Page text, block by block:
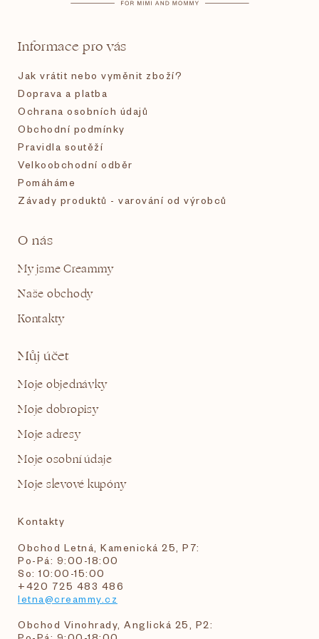
Informace pro vás
Jak vrátit nebo vyměnit zboží?
Doprava a platba
Ochrana osobních údajů
Obchodní podmínky
Pravidla soutěží
Velkoobchodní odběr
Pomáháme
Závady produktů - varování od výrobců
O nás
My jsme Creammy
Naše obchody
Kontakty
Můj účet
Moje objednávky
Moje dobropisy
Moje adresy
Moje osobní údaje
Moje slevové kupóny
Kontakty
Obchod Letná, Kamenická 25, P7:
Po-Pá: 9:00-18:00
So: 10:00-15:00
+420 725 483 486
letna@creammy.cz
Obchod Vinohrady, Anglická 25, P2: